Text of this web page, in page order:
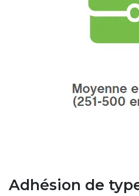
Adhésion de